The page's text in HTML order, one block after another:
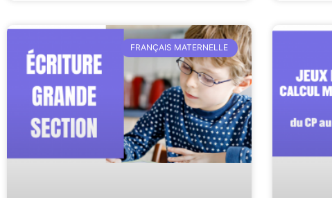
FRANÇAIS MATERNELLE